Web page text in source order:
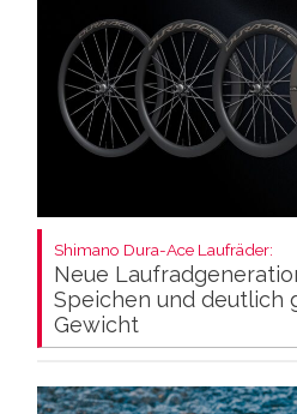
Shimano Dura-Ace Laufräder:
Neue
Speichen und deutlich
Gewicht